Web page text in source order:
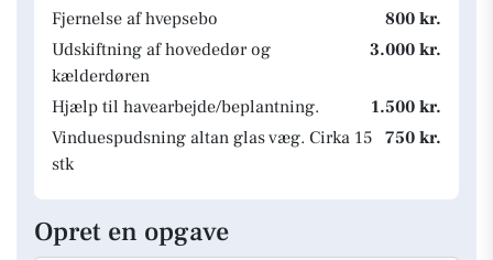
Fjernelse af hvepsebo
800 kr.
Udskiftning af hovededør og
kælderdøren
3.000 kr.
Hjælp til havearbejde/beplantning.
1.500 kr.
Vinduespudsning altan glas væg. Cirka 15
stk
750 kr.
Opret en opgave